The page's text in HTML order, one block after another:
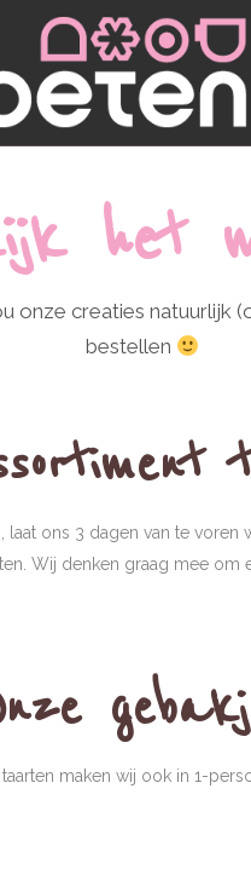
het
onze creaties
bestellen
laat ons 3 dagen van te
Wij denken graag mee om
maken wij ook in 1-